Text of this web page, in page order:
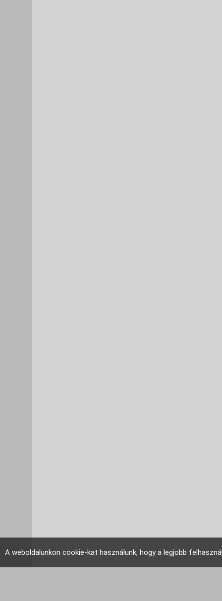
A weboldalunkon cookie-kat használunk, hogy a legjobb